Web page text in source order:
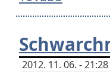
2012. 11. 06. -